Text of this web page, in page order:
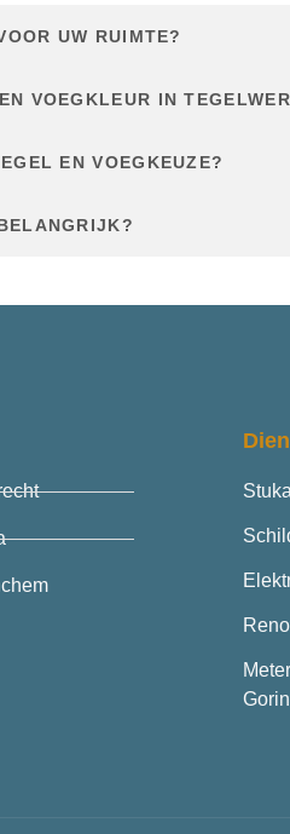
UW RUIMTE?
VOEGKLEUR IN
EN VOEGKEUZE?